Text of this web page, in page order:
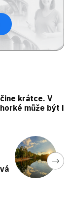
krátce. V
může být i